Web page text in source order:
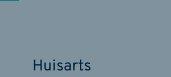
Huisarts